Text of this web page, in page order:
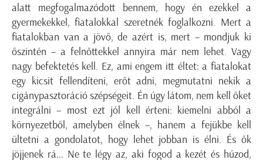
alatt megfogalmazódott bennem, hogy én ezekkel a
gyermekekkel, fiatalokkal szeretnék foglalkozni. Mert a
fiatalokban van a jövő, de azért is, mert – mondjuk ki
őszintén – a felnőttekkel annyira már nem lehet. Vagy
nagy befektetés kell. Ez, ami engem itt éltet: a fiatalokat
egy kicsit fellendíteni, erőt adni, megmutatni nekik a
cigánypasztoráció szépségeit. Én úgy látom, nem kell őket
integrálni – most ezt jól kell érteni: kiemelni abból a
környezetből, amelyben élnek –, hanem a fejükbe kell
ültetni a gondolatot, hogy lehet jobban is élni. És ők
jöjjenek rá… Ne te légy az, aki fogod a kezét és húzod,